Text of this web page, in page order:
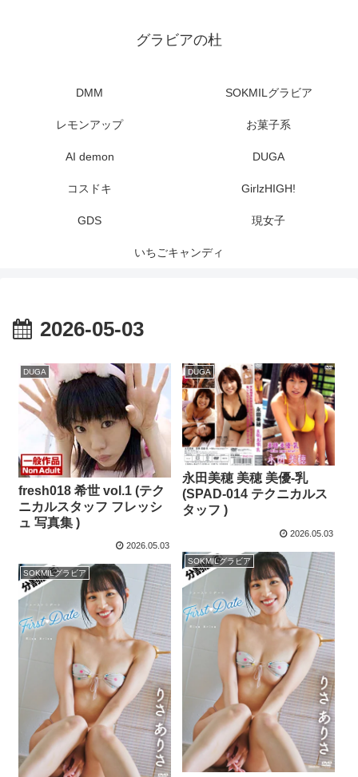
グラビアの杜
DMM SOKMILグラビア
レモンアップ お菓子系
AI demon DUGA
コスドキ GirlzHIGH!
GDS 現女子
いちごキャンディ
2026-05-03
DUGA
fresh018 希世 vol.1 (テク
ニカルスタッフ フレッシ
ュ 写真集 )
2026.05.03
DUGA
永田美穂 美穂 美優-乳
(SPAD-014 テクニカルス
タッフ )
2026.05.03
SOKMILグラビア
SOKMILグラビア